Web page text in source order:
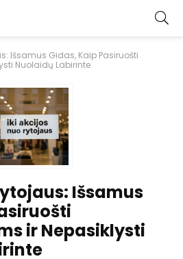
Išsamus Gidas, Kaip Pasiruošti
Nuolaidų Labirinte
Išsamus
ir Nepasiklysti